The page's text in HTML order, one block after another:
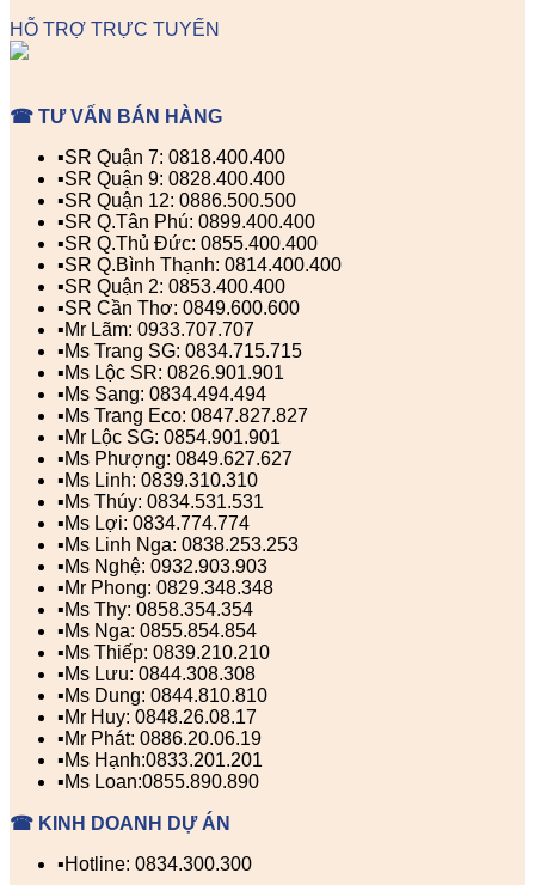
HỖ TRỢ TRỰC TUYẾN
☎ TƯ VẤN BÁN HÀNG
▪️SR Quận 7: 0818.400.400
▪️SR Quận 9: 0828.400.400
▪️SR Quận 12: 0886.500.500
▪️SR Q.Tân Phú: 0899.400.400
▪️SR Q.Thủ Đức: 0855.400.400
▪️SR Q.Bình Thạnh: 0814.400.400
▪️SR Quận 2: 0853.400.400
▪️SR Cần Thơ: 0849.600.600
▪️Mr Lãm: 0933.707.707
▪️Ms Trang SG: 0834.715.715
▪️Ms Lộc SR: 0826.901.901
▪️Ms Sang: 0834.494.494
▪️Ms Trang Eco: 0847.827.827
▪️Mr Lộc SG: 0854.901.901
▪️Ms Phượng: 0849.627.627
▪️Ms Linh: 0839.310.310
▪️Ms Thúy: 0834.531.531
▪️Ms Lợi: 0834.774.774
▪️Ms Linh Nga: 0838.253.253
▪️Ms Nghệ: 0932.903.903
▪️Mr Phong: 0829.348.348
▪️Ms Thy: 0858.354.354
▪️Ms Nga: 0855.854.854
▪️Ms Thiếp: 0839.210.210
▪️Ms Lưu: 0844.308.308
▪️Ms Dung: 0844.810.810
▪️Mr Huy: 0848.26.08.17
▪️Mr Phát: 0886.20.06.19
▪️Ms Hạnh:0833.201.201
▪️Ms Loan:0855.890.890
☎ KINH DOANH DỰ ÁN
▪️Hotline: 0834.300.300